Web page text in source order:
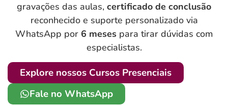
gravações das aulas, certificado de conclusão
reconhecido e suporte personalizado via
WhatsApp por 6 mesespara tirar dúvidas com
especialistas.
Explore nossos Cursos Presenciais
Fale no WhatsApp